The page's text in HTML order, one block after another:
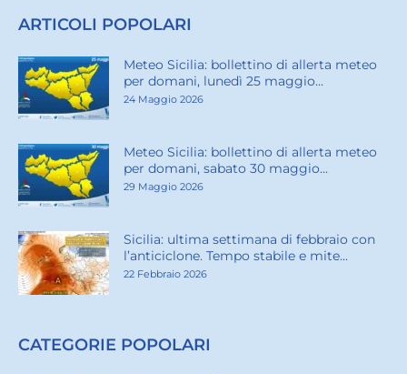
ARTICOLI POPOLARI
Meteo Sicilia: bollettino di allerta meteo
per domani, lunedì 25 maggio...
24 Maggio 2026
Meteo Sicilia: bollettino di allerta meteo
per domani, sabato 30 maggio...
29 Maggio 2026
Sicilia: ultima settimana di febbraio con
l’anticiclone. Tempo stabile e mite...
22 Febbraio 2026
CATEGORIE POPOLARI